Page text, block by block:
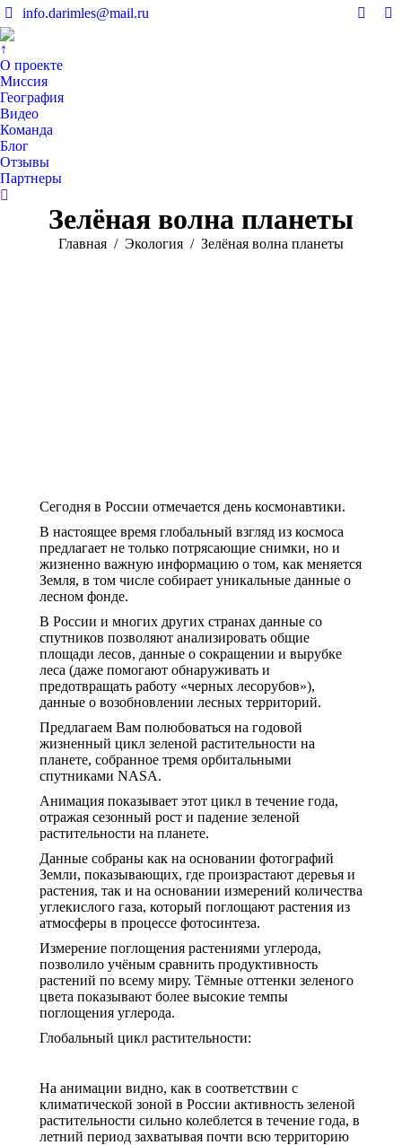
info.darimles@mail.ru
↑
О проекте
Миссия
География
Видео
Команда
Блог
Отзывы
Партнеры
Поиск:
Зелёная волна планеты
Вы здесь:
Главная Экология Зелёная волна планеты
Сегодня в России отмечается день космонавтики.
В настоящее время глобальный взгляд из космоса
предлагает не только потрясающие снимки, но и
жизненно важную информацию о том, как меняется
Земля, в том числе собирает уникальные данные о
лесном фонде.
В России и многих других странах данные со
спутников позволяют анализировать общие
площади лесов, данные о сокращении и вырубке
леса (даже помогают обнаруживать и
предотвращать работу «черных лесорубов»),
данные о возобновлении лесных территорий.
Предлагаем Вам полюбоваться на годовой
жизненный цикл зеленой растительности на
планете, собранное тремя орбитальными
спутниками NASA.
Анимация показывает этот цикл в течение года,
отражая сезонный рост и падение зеленой
растительности на планете.
Данные собраны как на основании фотографий
Земли, показывающих, где произрастают деревья и
растения, так и на основании измерений количества
углекислого газа, который поглощают растения из
атмосферы в процессе фотосинтеза.
Измерение поглощения растениями углерода,
позволило учёным сравнить продуктивность
растений по всему миру. Тёмные оттенки зеленого
цвета показывают более высокие темпы
поглощения углерода.
Глобальный цикл растительности:
На анимации видно, как в соответствии с
климатической зоной в России активность зеленой
растительности сильно колеблется в течение года, в
летний период захватывая почти всю территорию